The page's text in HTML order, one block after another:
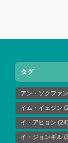
タグ
アン・ソクファン
イム・イェジン
イ・アヒョン
イ・ジョンギル